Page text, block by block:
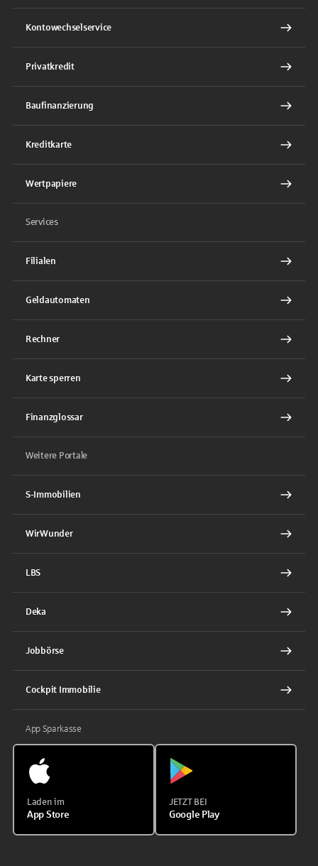
Kontowechselservice
Privatkredit
Baufinanzierung
Kreditkarte
Wertpapiere
Services
Filialen
Geldautomaten
Rechner
Karte sperren
Finanzglossar
Weitere Portale
S-Immobilien
WirWunder
LBS
Deka
Jobbörse
Cockpit Immobilie
App Sparkasse
Laden im
App Store
JETZT BEI
Google Play